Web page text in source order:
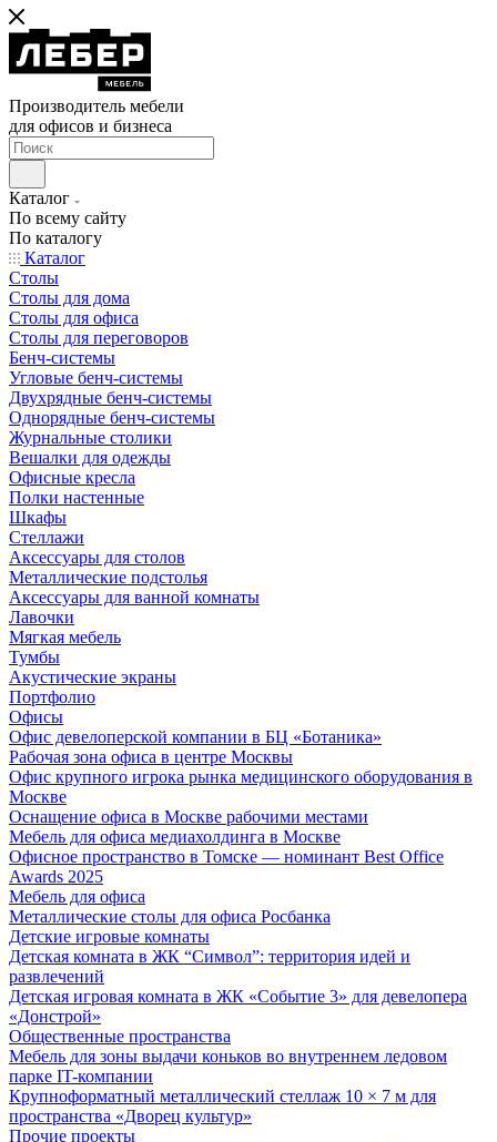
Производитель мебели
для офисов и бизнеса
Каталог
По всему сайту
По каталогу
Каталог
Столы
Столы для дома
Столы для офиса
Столы для переговоров
Бенч-системы
Угловые бенч-системы
Двухрядные бенч-системы
Однорядные бенч-системы
Журнальные столики
Вешалки для одежды
Офисные кресла
Полки настенные
Шкафы
Стеллажи
Аксессуары для столов
Металлические подстолья
Аксессуары для ванной комнаты
Лавочки
Мягкая мебель
Тумбы
Акустические экраны
Портфолио
Офисы
Офис девелоперской компании в БЦ «Ботаника»
Рабочая зона офиса в центре Москвы
Офис крупного игрока рынка медицинского оборудования в
Москве
Оснащение офиса в Москве рабочими местами
Мебель для офиса медиахолдинга в Москве
Офисное пространство в Томске — номинант Best Office
Awards 2025
Мебель для офиса
Металлические столы для офиса Росбанка
Детские игровые комнаты
Детская комната в ЖК “Символ”: территория идей и
развлечений
Детская игровая комната в ЖК «Событие 3» для девелопера
«Донстрой»
Общественные пространства
Мебель для зоны выдачи коньков во внутреннем ледовом
парке IT-компании
Крупноформатный металлический стеллаж 10 × 7 м для
пространства «Дворец культур»
Прочие проекты